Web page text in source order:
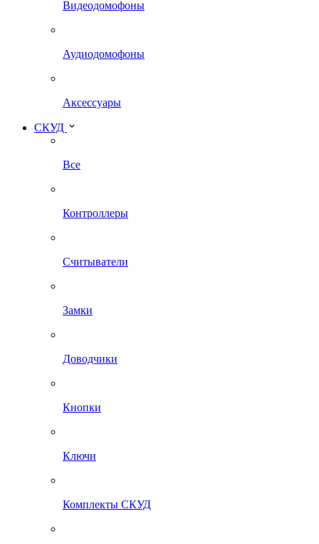
Видеодомофоны
Аудиодомофоны
Аксессуары
СКУД
Все
Контроллеры
Считыватели
Замки
Доводчики
Кнопки
Ключи
Комплекты СКУД